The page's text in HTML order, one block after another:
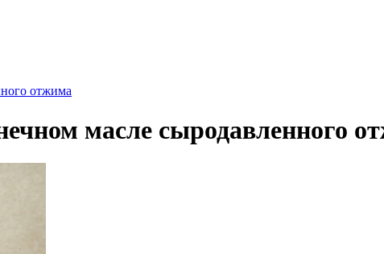
отжима
масле сыродавленного